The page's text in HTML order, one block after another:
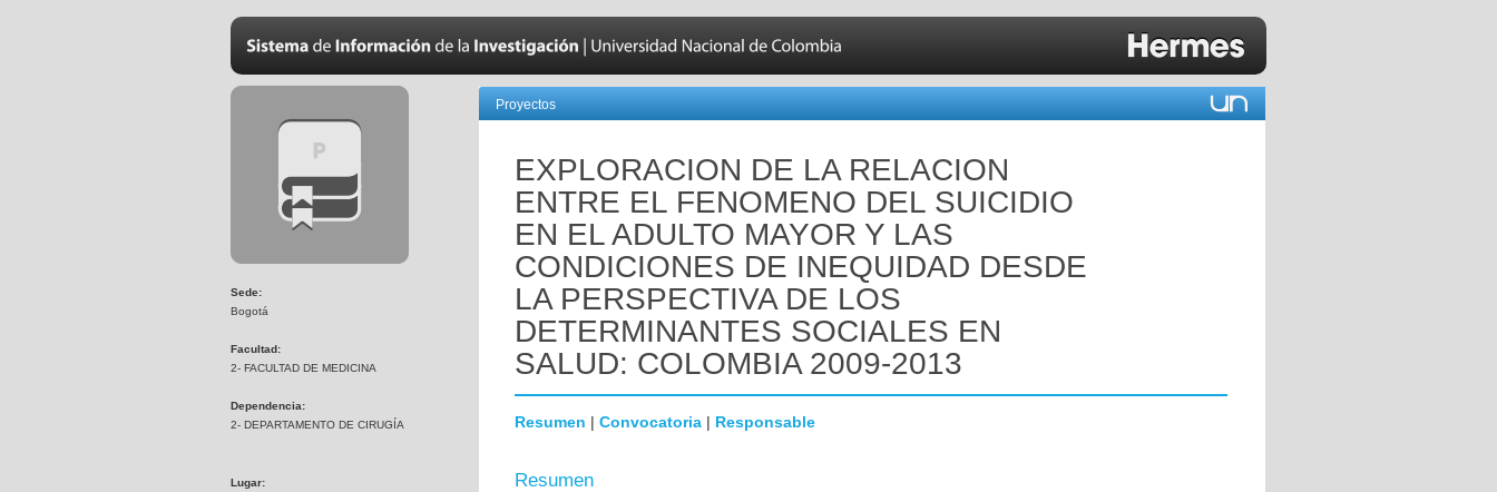
Sede:
Bogotá
Facultad:
2- FACULTAD DE MEDICINA
Dependencia:
2- DEPARTAMENTO DE CIRUGÍA
Lugar:
Proyectos
EXPLORACION DE LA RELACION
ENTRE EL FENOMENO DEL SUICIDIO
EN EL ADULTO MAYOR Y LAS
CONDICIONES DE INEQUIDAD DESDE
LA PERSPECTIVA DE LOS
DETERMINANTES SOCIALES EN
SALUD: COLOMBIA 2009-2013
Resumen | Convocatoria | Responsable
Resumen